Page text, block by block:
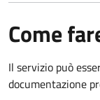
Come
Il servizio può
documentazione